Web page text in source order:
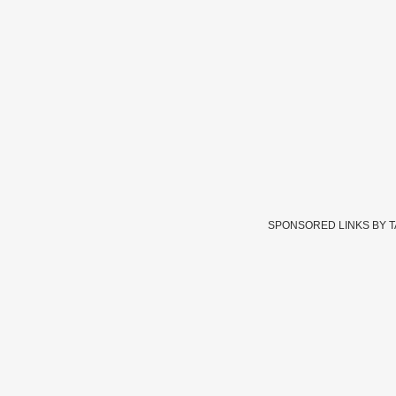
SPONSORED LINKS BY